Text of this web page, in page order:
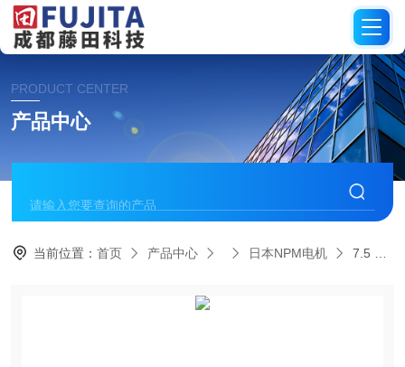
PRODUCT CENTER
产品中心
当前位置：首页 产品中心 日本NPM电机 7.5 度/步日本NPM PF35-24C1 2相永磁步进电机高扭矩